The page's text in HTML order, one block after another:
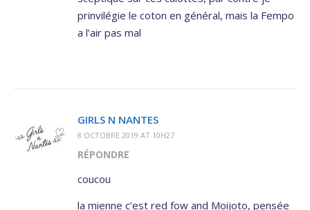
prinvilégie le coton en général, mais la Fempo
a l’air pas mal
GIRLS N NANTES
8 OCTOBRE 2019 AT 10H27
RÉPONDRE
coucou
la mienne c’est red fow and Moijoto, pensée